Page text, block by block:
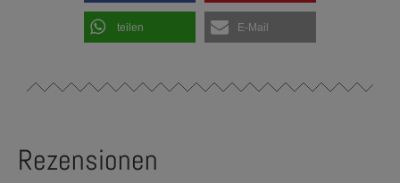
teilen E-Mail
Rezensionen